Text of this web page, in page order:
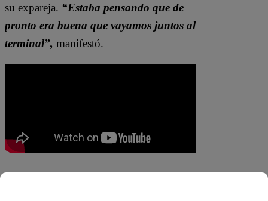
su expareja. “Estaba pensando que de
pronto era buena que vayamos juntos al
terminal”, manifestó.